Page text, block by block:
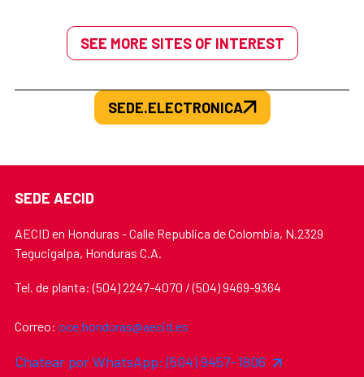
SEE MORE SITES OF INTEREST
SEDE.ELECTRONICA
SEDE AECID
AECID en Honduras - Calle Republica de Colombia, N.2329
Tegucigalpa, Honduras C.A.
Tel. de planta: (504) 2247-4070 / (504) 9469-9364
Correo: oce.honduras@aecid.es
Chatear por WhatsApp: (504) 9457-1806